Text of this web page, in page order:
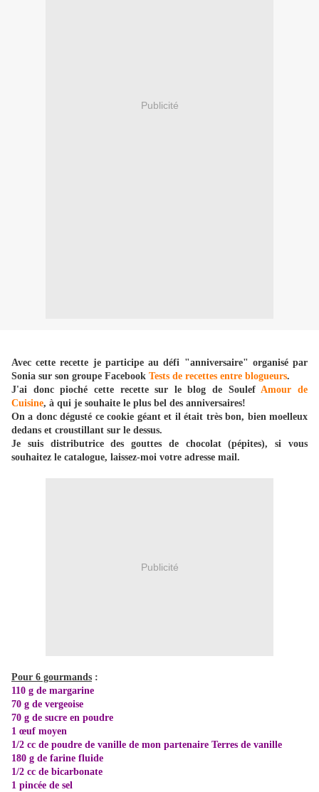
Publicité
Avec cette recette je participe au défi "anniversaire" organisé par
Sonia sur son groupe Facebook Tests de recettes entre blogueurs.
J'ai donc pioché cette recette sur le blog de SoulefAmour de
Cuisine, à qui je souhaite le plus bel des anniversaires!
On a donc dégusté ce cookie géant et il était très bon, bien moelleux
dedans et croustillant sur le dessus.
Je suis distributrice des gouttes de chocolat (pépites), si vous
souhaitez le catalogue, laissez-moi votre adresse mail.
Publicité
Pour 6 gourmands :
110 g de margarine
70 g de vergeoise
70 g de sucre en poudre
1 œuf moyen
1/2 cc de poudre de vanille de mon partenaire Terres de vanille
180 g de farine fluide
1/2 cc de bicarbonate
1 pincée de sel